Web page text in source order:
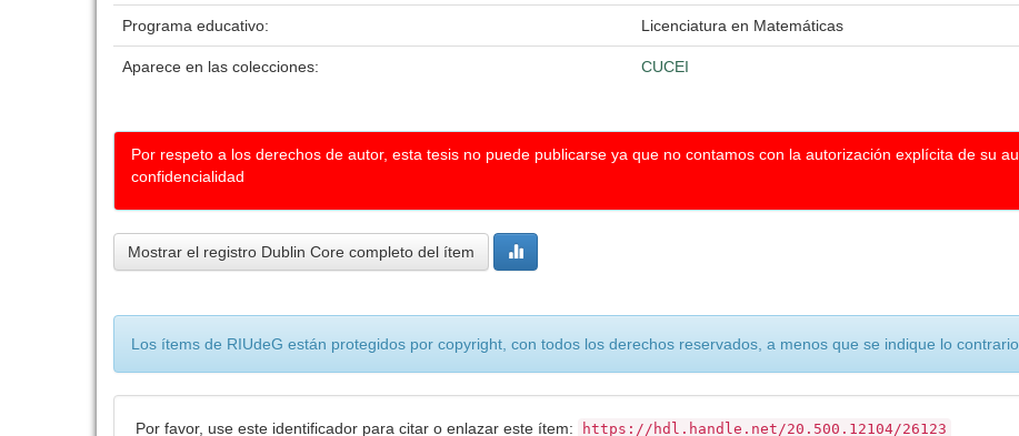
Programa educativo: Licenciatura en Matemáticas
Aparece en las colecciones: CUCEI
Por respeto a los derechos de autor, esta tesis no puede publicarse ya que no contamos con la autorización explícita de su
confidencialidad
Mostrar el registro Dublin Core completo del ítem
Los ítems de RIUdeG están protegidos por copyright, con todos los derechos reservados, a menos que se indique lo contrario.
Por favor, use este identificador para citar o enlazar este ítem: https://hdl.handle.net/20.500.12104/26123